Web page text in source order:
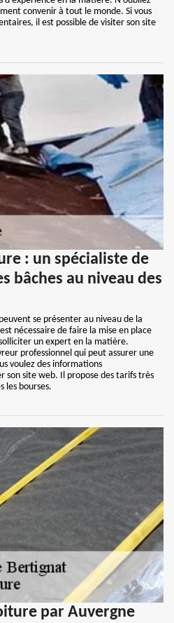
convenir à tout le monde. Si vous
il est possible de visiter son site
: un spécialiste de
bâches au niveau des
se présenter au niveau de la
nécessaire de faire la mise en place
un expert en la matière.
professionnel qui peut assurer une
voulez des informations
son site web. Il propose des tarifs très
les bourses.
par Auvergne